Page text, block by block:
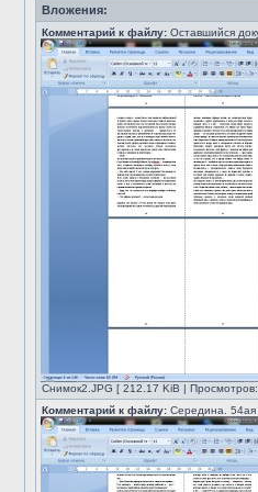
Вложения:
Комментарий к файлу: Оставшийся
Снимок2.JPG [ 212.17 KiB |
Комментарий к файлу: Середина. 54ая